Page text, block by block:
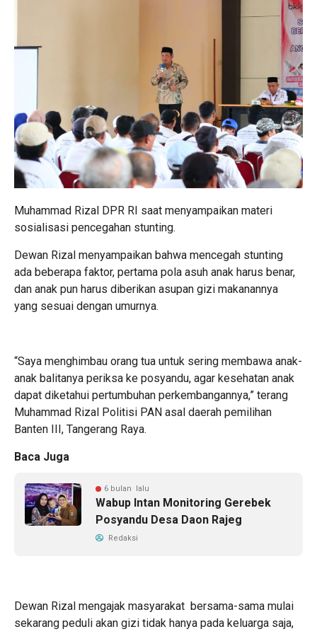
Muhammad Rizal DPR RI saat menyampaikan materi
sosialisasi pencegahan stunting.
Dewan Rizal menyampaikan bahwa mencegah stunting
ada beberapa faktor, pertama pola asuh anak harus benar,
dan anak pun harus diberikan asupan gizi makanannya
yang sesuai dengan umurnya.
“Saya menghimbau orang tua untuk sering membawa anak-
anak balitanya periksa ke posyandu, agar kesehatan anak
dapat diketahui pertumbuhan perkembangannya,” terang
Muhammad Rizal Politisi PAN asal daerah pemilihan
Banten III, Tangerang Raya.
Baca Juga
6 bulan lalu
Wabup Intan Monitoring Gerebek
Posyandu Desa Daon Rajeg
Redaksi
Dewan Rizal mengajak masyarakat bersama-sama mulai
sekarang peduli akan gizi tidak hanya pada keluarga saja,